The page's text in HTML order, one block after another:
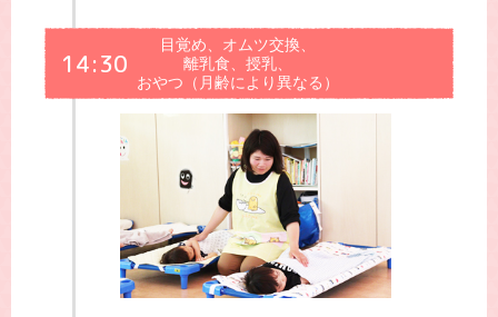
14:30
目覚め、オムツ交換、
離乳食、授乳、
おやつ（月齢により異なる）